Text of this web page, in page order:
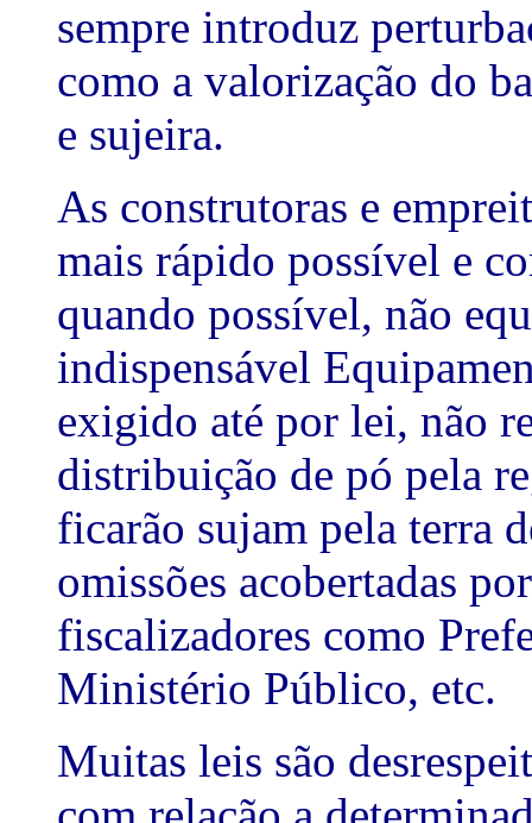
sempre introduz
como a valorização do
e sujeira.
As construtoras e
mais rápido possível e
quando possível, não
indispensável
exigido até por lei, não
distribuição de pó pela
ficarão sujam pela terra
omissões acobertadas
fiscalizadores como
Ministério Público, etc.
Muitas leis são